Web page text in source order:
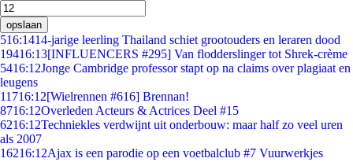
opslaan
516:1414-jarige leerling Thailand schiet grootouders en leraren dood
19416:13[INFLUENCERS #295] Van flodderslinger tot Shrek-crème
5416:12Jonge Cambridge professor stapt op na claims over plagiaat en
leugens
11716:12[Wielrennen #616] Brennan!
8716:12Overleden Acteurs & Actrices Deel #15
6216:12Techniekles verdwijnt uit onderbouw: maar half zo veel uren
als 2007
16216:12Ajax is een parodie op een voetbalclub #7 Vuurwerkjes